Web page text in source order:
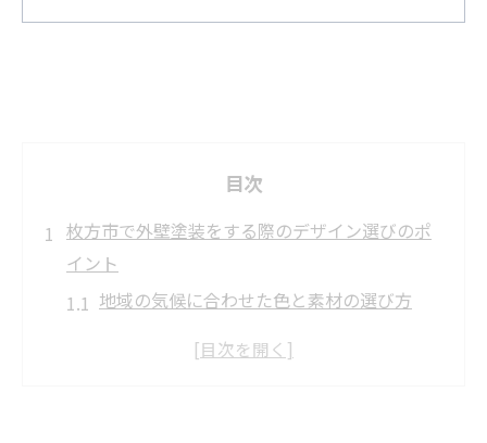
目次
枚方市で外壁塗装をする際のデザイン選びのポ
イント
地域の気候に合わせた色と素材の選び方
トレンドを取り入れたモダンな外観を実現